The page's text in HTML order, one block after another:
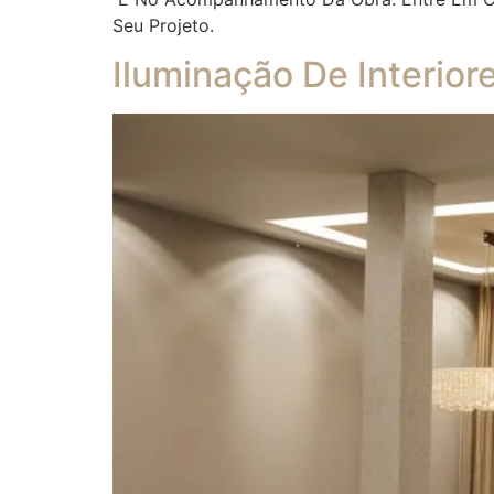
Seu Projeto.
Iluminação De